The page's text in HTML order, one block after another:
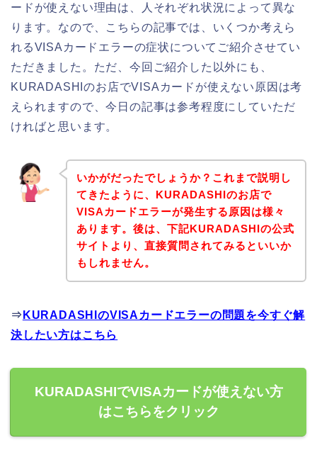
ードが使えない理由は、人それぞれ状況によって異な
ります。なので、こちらの記事では、いくつか考えら
れるVISAカードエラーの症状についてご紹介させてい
ただきました。ただ、今回ご紹介した以外にも、
KURADASHIのお店でVISAカードが使えない原因は考
えられますので、今日の記事は参考程度にしていただ
ければと思います。
いかがだったでしょうか？これまで説明し
てきたように、KURADASHIのお店で
VISAカードエラーが発生する原因は様々
あります。後は、下記KURADASHIの公式
サイトより、直接質問されてみるといいか
もしれません。
⇒ KURADASHIのVISAカードエラーの問題を今すぐ解
決したい方はこちら
KURADASHIでVISAカードが使えない方
はこちらをクリック